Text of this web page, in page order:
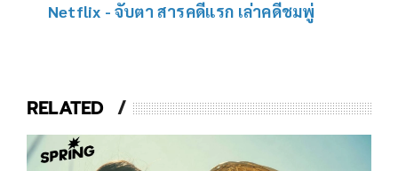
Netflix - จับตา สารคดีแรก เล่าคดีชมพู่
RELATED